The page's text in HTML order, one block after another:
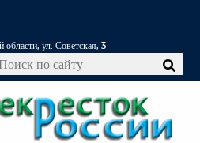
ул. Советская, 3